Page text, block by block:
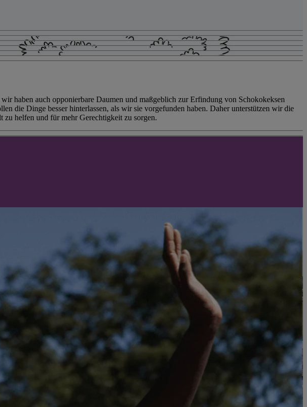
haben auch opponierbare Daumen und maßgeblich zur Erfindung von Schokokeksen
die Dinge besser hinterlassen, als wir sie vorgefunden haben. Daher unterstützen wir die
zu helfen und für mehr Gerechtigkeit zu sorgen.